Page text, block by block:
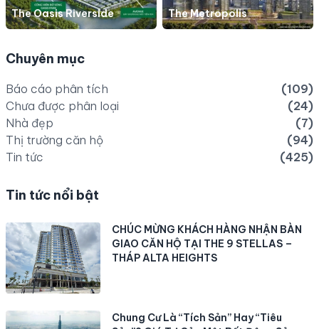
The Oasis Riverside The Metropolis
Chuyên mục
Báo cáo phân tích
(109)
Chưa được phân loại
(24)
Nhà đẹp
(7)
Thị trường căn hộ
(94)
Tin tức
(425)
Tin tức nổi bật
CHÚC MỪNG KHÁCH HÀNG NHẬN BÀN
GIAO CĂN HỘ TẠI THE 9 STELLAS –
THÁP ALTA HEIGHTS
Chung Cư Là “Tích Sản” Hay “Tiêu